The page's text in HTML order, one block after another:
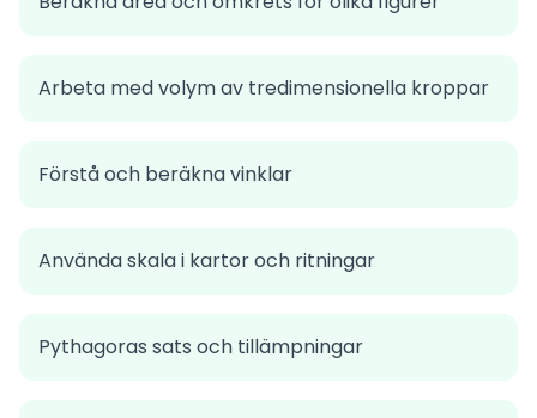
Arbeta med volym av tredimensionella kroppar
Förstå och beräkna vinklar
Använda skala i kartor och ritningar
Pythagoras sats och tillämpningar